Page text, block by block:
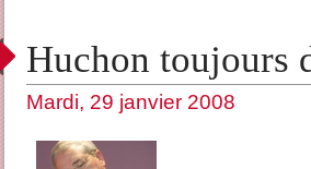
Huchon toujours
Mardi, 29 janvier 2008